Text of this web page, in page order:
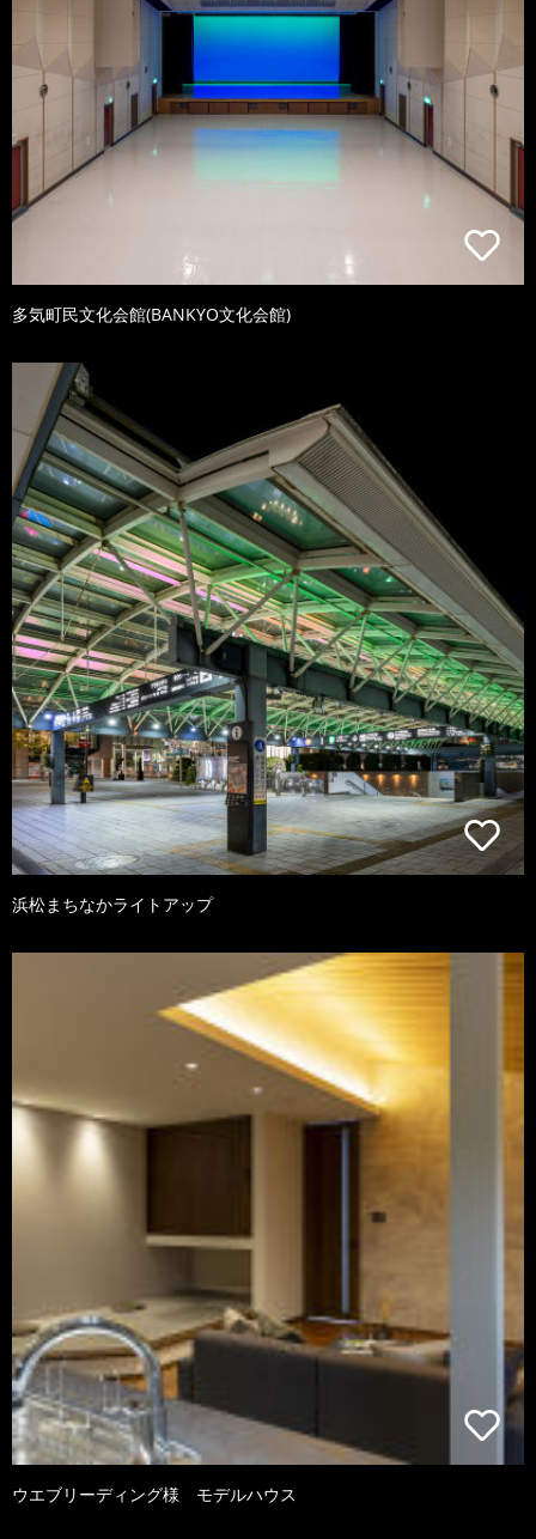
多気町民文化会館(BANKYO文化会館)
浜松まちなかライトアップ
ウエブリーディング様 モデルハウス